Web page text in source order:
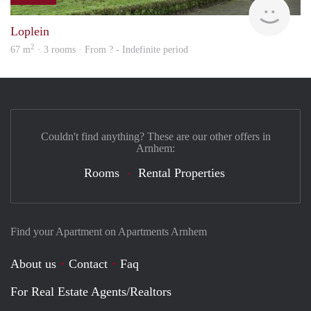
Loplein
67 m2 · 3 rooms · From ? - Indefinite period
Find your Apartment on Apartments Arnhem
About us Contact
Faq
For Real Estate Agents/Realtors
Couldn't find anything? These are our other offers in
Arnhem:
Rooms Rental Properties